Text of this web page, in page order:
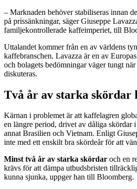
– Marknaden behöver stabiliseras innan
på prissänkningar, säger Giuseppe
familjekontrollerade kaffeimperiet, till
Uttalandet kommer från en av världens
kaffebranschen. Lavazza är en av
och bolagets bedömningar väger tungt
diskuteras.
Två år av starka skördar
Kärnan i problemet är att kaffelagren
en längre period, drivet av dåliga skördar
annat Brasilien och Vietnam. Enligt
inte med ett enskilt bra skördeår för att
Minst två år av starka skördar och en
krävs för att dämpa utbudsbristen
kunna sjunka, uppger han till Bloomberg.